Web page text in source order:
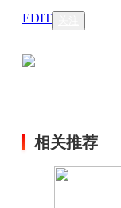
EDIT
相关推荐